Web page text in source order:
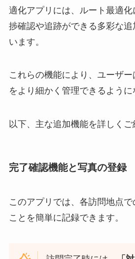
適化アプリには、ルート最適
捗確認や追跡ができる多彩な
います。
これらの機能により、ユーザ
をより細かく管理できるように
以下、主な追加機能を詳しくご
完了確認機能と写真の登録
このアプリでは、各訪問地点
ことを簡単に記録できます。